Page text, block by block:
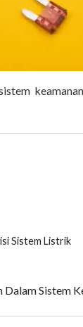
Sistem Listrik
Dalam Sistem